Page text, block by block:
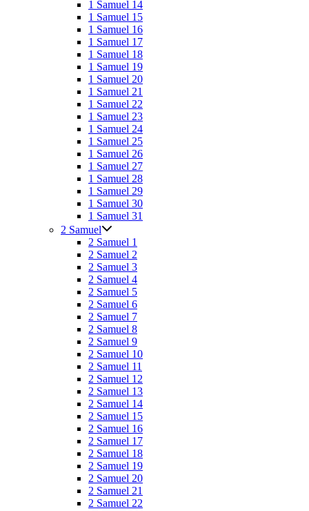
1 Samuel 14
1 Samuel 15
1 Samuel 16
1 Samuel 17
1 Samuel 18
1 Samuel 19
1 Samuel 20
1 Samuel 21
1 Samuel 22
1 Samuel 23
1 Samuel 24
1 Samuel 25
1 Samuel 26
1 Samuel 27
1 Samuel 28
1 Samuel 29
1 Samuel 30
1 Samuel 31
2 Samuel
2 Samuel 1
2 Samuel 2
2 Samuel 3
2 Samuel 4
2 Samuel 5
2 Samuel 6
2 Samuel 7
2 Samuel 8
2 Samuel 9
2 Samuel 10
2 Samuel 11
2 Samuel 12
2 Samuel 13
2 Samuel 14
2 Samuel 15
2 Samuel 16
2 Samuel 17
2 Samuel 18
2 Samuel 19
2 Samuel 20
2 Samuel 21
2 Samuel 22